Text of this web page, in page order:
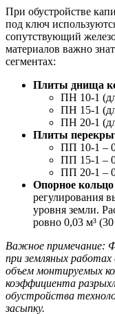
При обустройстве
под ключ
сопутствующий
материалов важно
сегментах:
Плиты днища
ПН 10-1
ПН 15-1
ПН 20-1
Плиты
ПП 10-1 –
ПП 15-1 –
ПП 20-1 –
Опорное
регулирования
уровня земли.
ровно 0,03 м³
Важное примечание:
при земляных
объем монтируемых
коэффициента
обустройства
засыпку.